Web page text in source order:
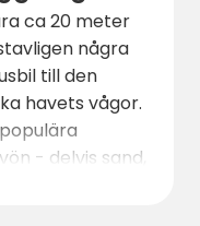
ca 20 meter
några
till den
havets vågor.
- delvis sand,
tallar som